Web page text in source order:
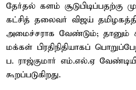
தேர்தல் களம் சூடுபிடிப்பதற்கு
கட்சித் தலைவர் விஜய்
அமைச்சராக வேண்டும்; தானும்
மக்கள் பிரதிநிதியாகப்
ப. ராஜ்குமார் எம்.எல்.ஏ
கூறப்படுகிறது.